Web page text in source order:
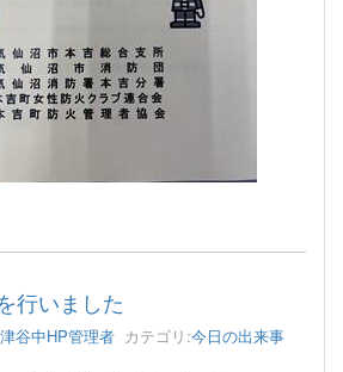
行いました
津谷中HP管理者 カテゴリ:今日の出来事